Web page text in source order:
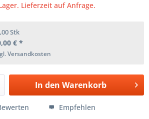
Lieferzeit auf Anfrage.
Stk
€ *
Versandkosten
In den Warenkorb
Empfehlen